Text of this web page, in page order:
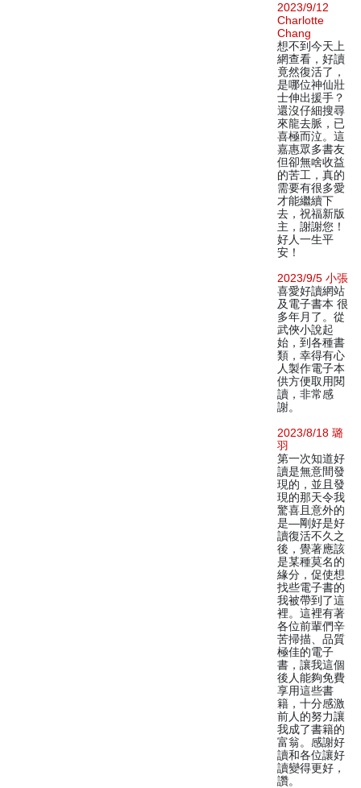
2023/9/12
Charlotte
Chang
想不到今天上
網查看，好讀
竟然復活了，
是哪位神仙壯
士伸出援手？
還沒仔細搜尋
來龍去脈，已
喜極而泣。這
嘉惠眾多書友
但卻無啥收益
的苦工，真的
需要有很多愛
才能繼續下
去，祝福新版
主，謝謝您！
好人一生平
安！
2023/9/5 小張
喜愛好讀網站
及電子書本 很
多年月了。從
武俠小說起
始，到各種書
類，幸得有心
人製作電子本
供方便取用閱
讀，非常感
謝。
2023/8/18 璐
羽
第一次知道好
讀是無意間發
現的，並且發
現的那天令我
驚喜且意外的
是—剛好是好
讀復活不久之
後，覺著應該
是某種莫名的
緣分，促使想
找些電子書的
我被帶到了這
裡。這裡有著
各位前輩們辛
苦掃描、品質
極佳的電子
書，讓我這個
後人能夠免費
享用這些書
籍，十分感激
前人的努力讓
我成了書籍的
富翁。感謝好
讀和各位讓好
讀變得更好，
讚。